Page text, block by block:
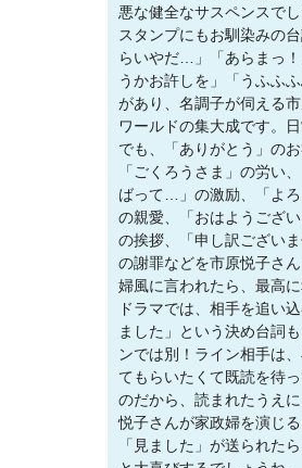
悪な健全なサスペンスでし
スタンプにもお馴染みの
らいやだ…」「あらまっ
うかお許しを」「うふふ
があり、名調子が伺える
ワールドの集大成です。
でも、「ありがとう」のお
「ごくろうさま」の労い
ばって…」の激励、「よろ
の親愛、「おはようござい
の挨拶、「申し訳ございま
の謝罪などを市原悦子さ
婦風に言われたら、最高に
ドラマでは、相手を追い
ました」という決め台詞
ンでは別！ライン相手は
てもらいたくて既読を待
のだから、読まれたうえ
悦子さんが家政婦を演じ
「見ました」が送られた